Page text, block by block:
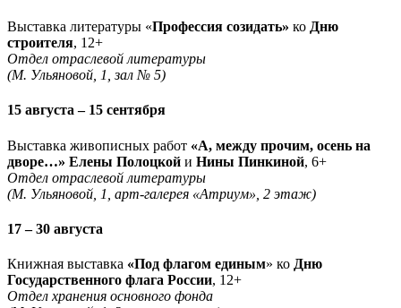
Выставка литературы «Профессия созидать» ко Дню
строителя, 12+
Отдел отраслевой литературы
(М. Ульяновой, 1, зал № 5)
15 августа – 15 сентября
Выставка живописных работ «А, между прочим, осень на
дворе…» Елены Полоцкой и Нины Пинкиной, 6+
Отдел отраслевой литературы
(М. Ульяновой, 1, арт-галерея «Атриум», 2 этаж)
17 – 30 августа
Книжная выставка «Под флагом единым» ко Дню
Государственного флага России, 12+
Отдел хранения основного фонда